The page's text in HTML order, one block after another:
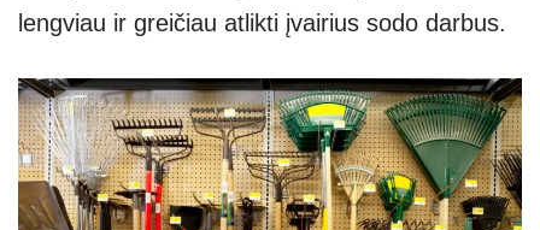
lengviau ir greičiau atlikti įvairius sodo darbus.